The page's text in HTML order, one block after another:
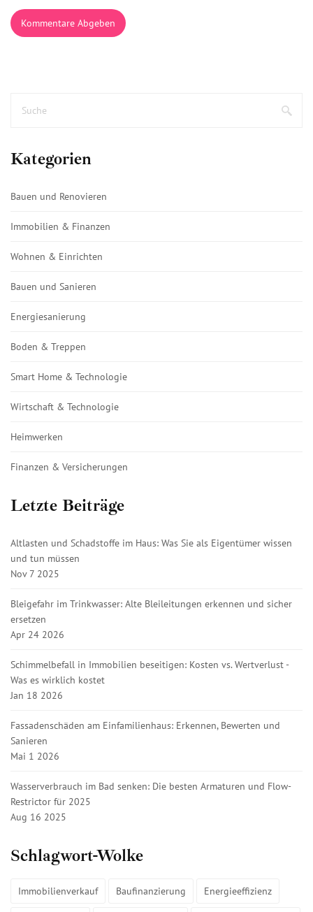
Kommentare Abgeben
Kategorien
Bauen und Renovieren
Immobilien & Finanzen
Wohnen & Einrichten
Bauen und Sanieren
Energiesanierung
Boden & Treppen
Smart Home & Technologie
Wirtschaft & Technologie
Heimwerken
Finanzen & Versicherungen
Letzte Beiträge
Altlasten und Schadstoffe im Haus: Was Sie als Eigentümer wissen
und tun müssen
Nov 7 2025
Bleigefahr im Trinkwasser: Alte Bleileitungen erkennen und sicher
ersetzen
Apr 24 2026
Schimmelbefall in Immobilien beseitigen: Kosten vs. Wertverlust -
Was es wirklich kostet
Jan 18 2026
Fassadenschäden am Einfamilienhaus: Erkennen, Bewerten und
Sanieren
Mai 1 2026
Wasserverbrauch im Bad senken: Die besten Armaturen und Flow-
Restrictor für 2025
Aug 16 2025
Schlagwort-Wolke
Immobilienverkauf Baufinanzierung Energieeffizienz